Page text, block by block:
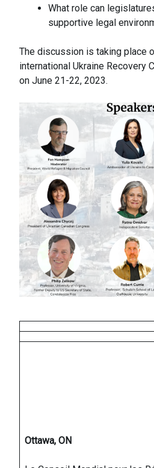
What role can
supportive legal
The discussion is taking place
international Ukraine Recovery
on June 21-22, 2023.
Ottawa, ON